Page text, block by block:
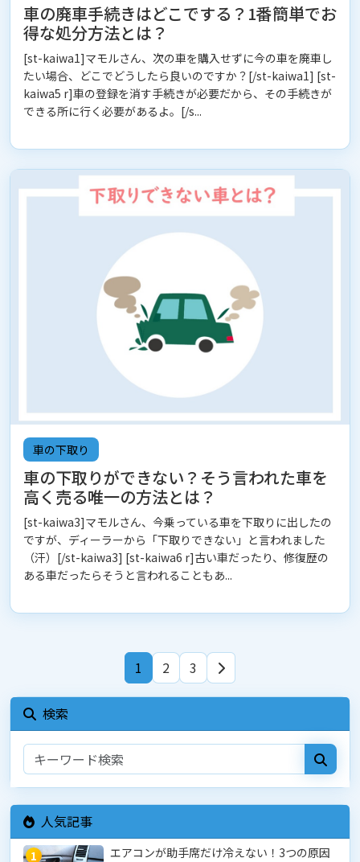
車の廃車手続きはどこでする？1番簡単でお
得な処分方法とは？
[st-kaiwa1]マモルさん、次の車を購入せずに今の車を廃車し
たい場合、どこでどうしたら良いのですか？[/st-kaiwa1] [st-
kaiwa5 r]車の登録を消す手続きが必要だから、その手続きが
できる所に行く必要があるよ。[/s...
車の下取り
車の下取りができない？そう言われた車を
高く売る唯一の方法とは？
[st-kaiwa3]マモルさん、今乗っている車を下取りに出したの
ですが、ディーラーから「下取りできない」と言われました
（汗）[/st-kaiwa3] [st-kaiwa6 r]古い車だったり、修復歴の
ある車だったらそうと言われることもあ...
1 2 3
検索
人気記事
1
エアコンが助手席だけ冷えない！3つの原因